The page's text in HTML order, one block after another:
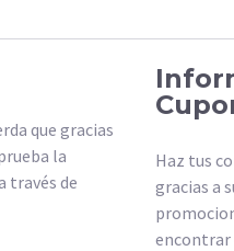
que gracias
la
través de
Haz tus
gracias a
encontrar